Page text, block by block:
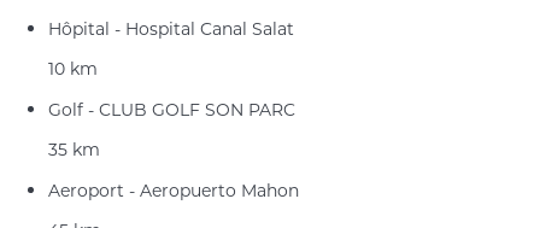
Hôpital - Hospital Canal Salat
10 km
Golf - CLUB GOLF SON PARC
35 km
Aeroport - Aeropuerto Mahon